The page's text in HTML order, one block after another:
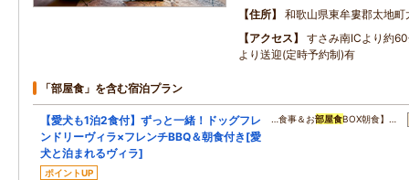
住所
和歌山県東牟婁郡太地町
アクセス
すさみ南ICより約
より送迎(定時予約制)有
「部屋食」を含む宿泊プラン
【愛犬も1泊2食付】ずっと一緒！ドッグフレ
ンドリーヴィラ×フレンチBBQ＆朝食付き[愛
犬と泊まれるヴィラ]
ポイントUP
…食事＆お部屋食BOX朝食】…